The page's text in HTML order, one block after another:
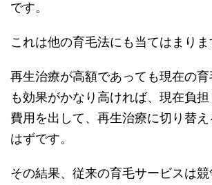
です。
これは他の育毛法にも当てはまりま
再生治療が高額であっても現在の育
も効果がかなり高ければ、現在負
費用を出して、再生治療に切り替
はずです。
その結果、従来の育毛サービスは